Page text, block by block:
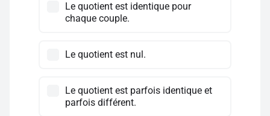
Le quotient est identique pour
chaque couple.
Le quotient est nul.
Le quotient est parfois identique et
parfois différent.